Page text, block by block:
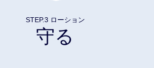
STEP.3 ローション
守る